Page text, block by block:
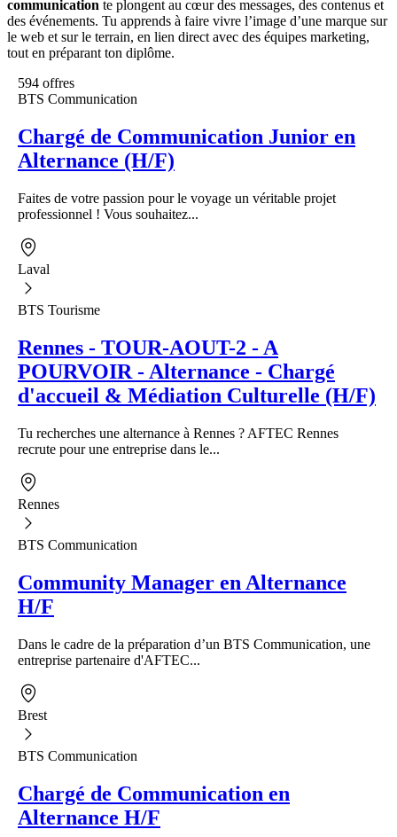
communication te plongent au cœur des messages, des contenus et
des événements. Tu apprends à faire vivre l’image d’une marque sur
le web et sur le terrain, en lien direct avec des équipes marketing,
tout en préparant ton diplôme.
594 offres
BTS Communication
Chargé de Communication Junior en
Alternance (H/F)
Faites de votre passion pour le voyage un véritable projet
professionnel ! Vous souhaitez...
Laval
BTS Tourisme
Rennes - TOUR-AOUT-2 - A
POURVOIR - Alternance - Chargé
d'accueil & Médiation Culturelle (H/F)
Tu recherches une alternance à Rennes ? AFTEC Rennes
recrute pour une entreprise dans le...
Rennes
BTS Communication
Community Manager en Alternance
H/F
Dans le cadre de la préparation d’un BTS Communication, une
entreprise partenaire d'AFTEC...
Brest
BTS Communication
Chargé de Communication en
Alternance H/F